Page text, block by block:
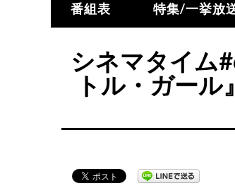
番組表 特集/一挙放
シネマタイム
トル・ガー